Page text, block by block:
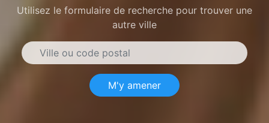
Utilisez le formulaire de recherche pour trouver une
autre ville
M'y amener